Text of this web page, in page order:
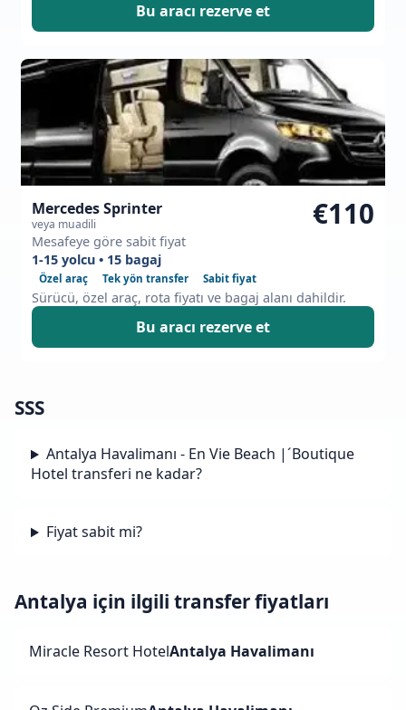
Bu aracı rezerve et
Mercedes Sprinter
veya muadili
Mesafeye göre sabit fiyat
€110
1-15 yolcu • 15 bagaj
Özel araç Tek yön transfer Sabit fiyat
Sürücü, özel araç, rota fiyatı ve bagaj alanı dahildir.
Bu aracı rezerve et
SSS
Antalya Havalimanı - En Vie Beach |´Boutique
Hotel transferi ne kadar?
Fiyat sabit mi?
Antalya için ilgili transfer fiyatları
Miracle Resort HotelAntalya Havalimanı